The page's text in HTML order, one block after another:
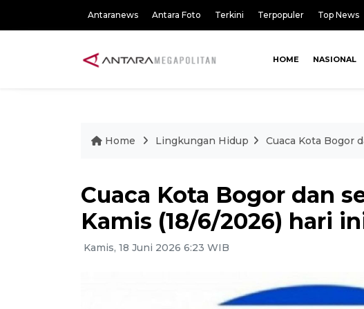
Antaranews Antara Foto Terkini Terpopuler Top News
HOME NASIONAL
Home Lingkungan Hidup Cuaca Kota Bogor
Cuaca Kota Bogor dan
Kamis (18/6/2026) hari
Kamis, 18 Juni 2026 6:23 WIB